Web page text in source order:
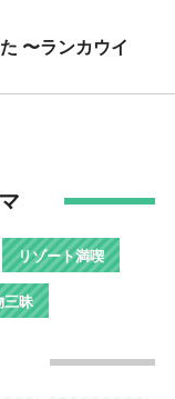
〜ランカウイ
リゾート満喫
三昧